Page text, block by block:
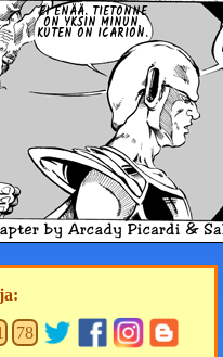
EI ENÄÄ. TIE­TON­NE
ON YKSIN MINUN,
KUTEN ON ICARION.
78